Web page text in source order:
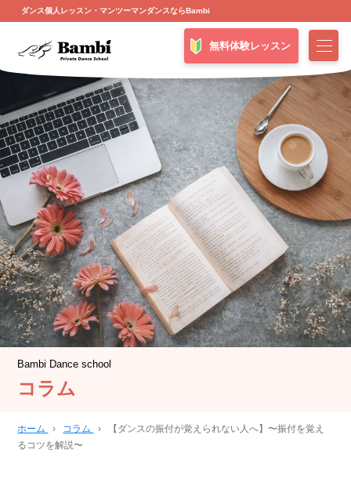
ダンス個人レッスン・マンツーマンダンスならBambi
無料体験レッスン
Bambi Dance school
コラム
ホーム › コラム ›
【ダンスの振付が覚えられない人へ】〜振付を覚え
るコツを解説〜